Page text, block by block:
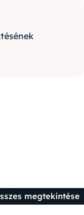
megtekintése